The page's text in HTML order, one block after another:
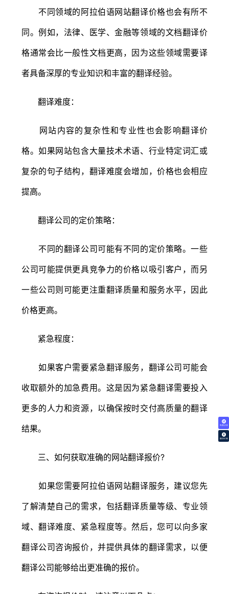
免费试译
翻译价格
不同领域的阿拉伯语网站翻译价格也会有所不
同。例如，法律、医学、金融等领域的文档翻译价
格通常会比一般性文档更高，因为这些领域需要译
者具备深厚的专业知识和丰富的翻译经验。
翻译难度：
网站内容的复杂性和专业性也会影响翻译价
格。如果网站包含大量技术术语、行业特定词汇或
复杂的句子结构，翻译难度会增加，价格也会相应
提高。
翻译公司的定价策略：
不同的翻译公司可能有不同的定价策略。一些
公司可能提供更具竞争力的价格以吸引客户，而另
一些公司则可能更注重翻译质量和服务水平，因此
价格更高。
紧急程度：
如果客户需要紧急翻译服务，翻译公司可能会
收取额外的加急费用。这是因为紧急翻译需要投入
更多的人力和资源，以确保按时交付高质量的翻译
结果。
三、如何获取准确的网站翻译报价?
如果您需要阿拉伯语网站翻译服务，建议您先
了解清楚自己的需求，包括翻译质量等级、专业领
域、翻译难度、紧急程度等。然后，您可以向多家
翻译公司咨询报价，并提供具体的翻译需求，以便
翻译公司能够给出更准确的报价。